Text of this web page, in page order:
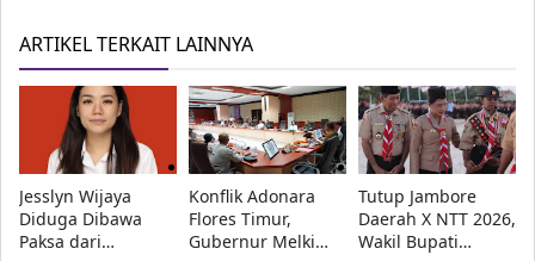
ARTIKEL TERKAIT LAINNYA
Jesslyn Wijaya
Diduga Dibawa
Paksa dari
Konflik Adonara
Flores Timur,
Gubernur Melki
Tutup Jambore
Daerah X NTT 2026,
Wakil Bupati